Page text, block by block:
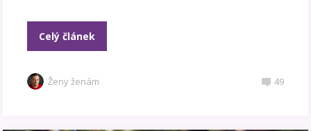
Celý článek
Ženy ženám 49